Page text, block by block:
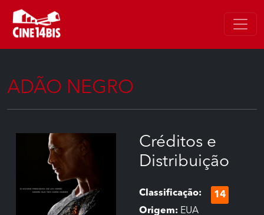
ADÃO NEGRO
Créditos e
Distribuição
Classificação:
14
Origem: EUA